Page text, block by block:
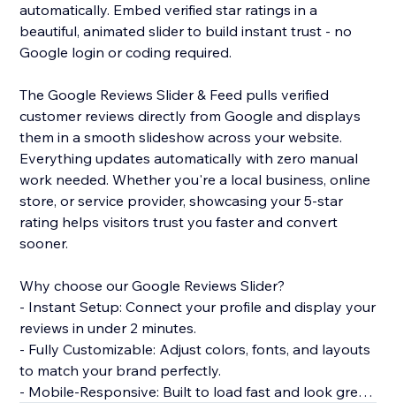
automatically. Embed verified star ratings in a
beautiful, animated slider to build instant trust - no
Google login or coding required.
The Google Reviews Slider & Feed pulls verified
customer reviews directly from Google and displays
them in a smooth slideshow across your website.
Everything updates automatically with zero manual
work needed. Whether you're a local business, online
store, or service provider, showcasing your 5-star
rating helps visitors trust you faster and convert
sooner.
Why choose our Google Reviews Slider?
- Instant Setup: Connect your profile and display your
reviews in under 2 minutes.
- Fully Customizable: Adjust colors, fonts, and layouts
to match your brand perfectly.
- Mobile-Responsive: Built to load fast and look great